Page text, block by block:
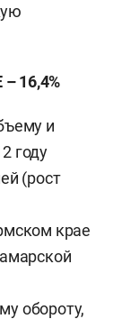
16,4%
и
году
(рост
крае
обороту,